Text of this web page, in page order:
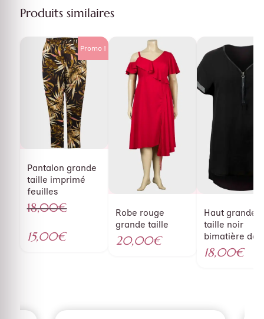
Produits similaires
Pantalon grande
taille imprimé
feuilles
18,00€
prix
15,00€Le
Promo !
Robe rouge
grande taille
20,00€
Haut grande
taille noir
bimatière
simili
18,00€